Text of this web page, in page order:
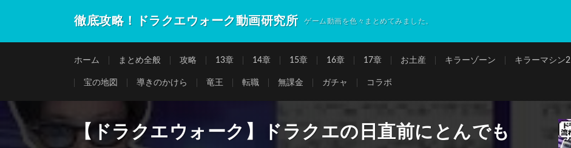
徹底攻略！ドラクエウォーク動画研究所 ゲーム動画を色々まとめてみました。
ホーム まとめ全般 攻略 13章 14章 15章 16章 17章 お土産 キラーゾーン キラーマシン2
宝の地図 導きのかけら 竜王 転職 無課金 ガチャ コラボ
【ドラクエウォーク】ドラクエの日直前にとんでも